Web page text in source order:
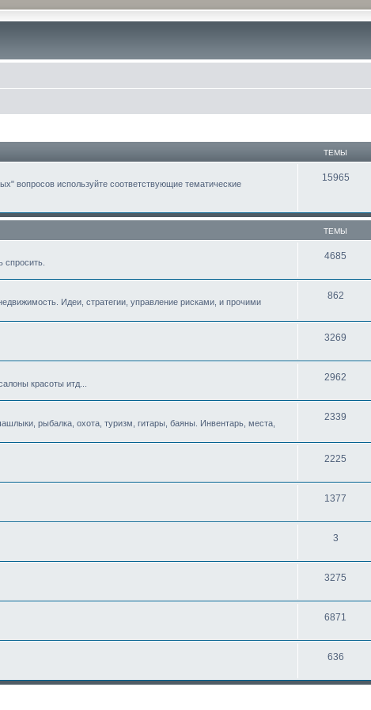
ТЕМЫ
вопросов используйте соответствующие тематические
15965
ТЕМЫ
спросить.
4685
Идеи, стратегии, управление рисками, и прочими
862
3269
красоты итд...
2962
рыбалка, охота, туризм, гитары, баяны. Инвентарь, места,
2339
2225
1377
3
3275
6871
636